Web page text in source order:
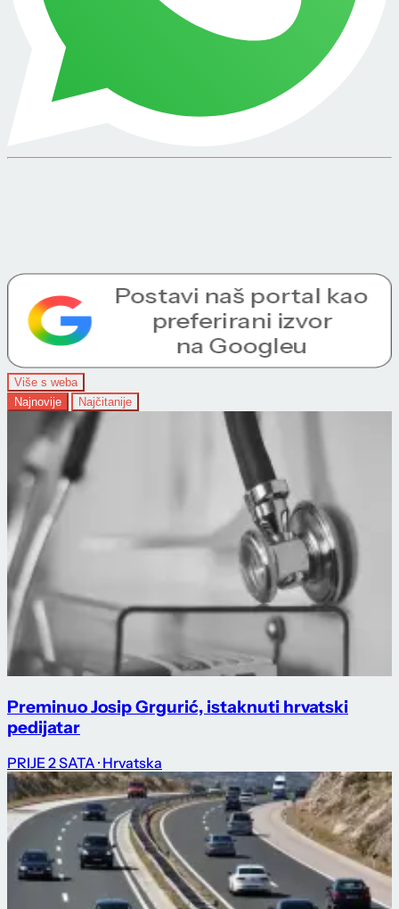
Više s weba
Najnovije
Najčitanije
Preminuo Josip Grgurić, istaknuti hrvatski
pedijatar
PRIJE 2 SATA · Hrvatska